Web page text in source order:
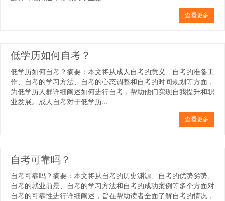
查看更多
低学历如何自考？
低学历如何自考？摘要：本文将从成人自考的意义、自考的准备工
作、自考的学习方法、自考的心态调整和自考的时间规划等方面，
为低学历人群详细阐述如何进行自考，帮助他们实现自我提升和职
业发展。成人自考对于低学历...
查看更多
自考可靠吗？
自考可靠吗？摘要：本文将从自考的历史渊源、自考的优势劣势、
自考的就业前景、自考的学习方法和自考的成功案例等多个方面对
自考的可靠性进行详细阐述，旨在帮助读者全面了解自考的情况，